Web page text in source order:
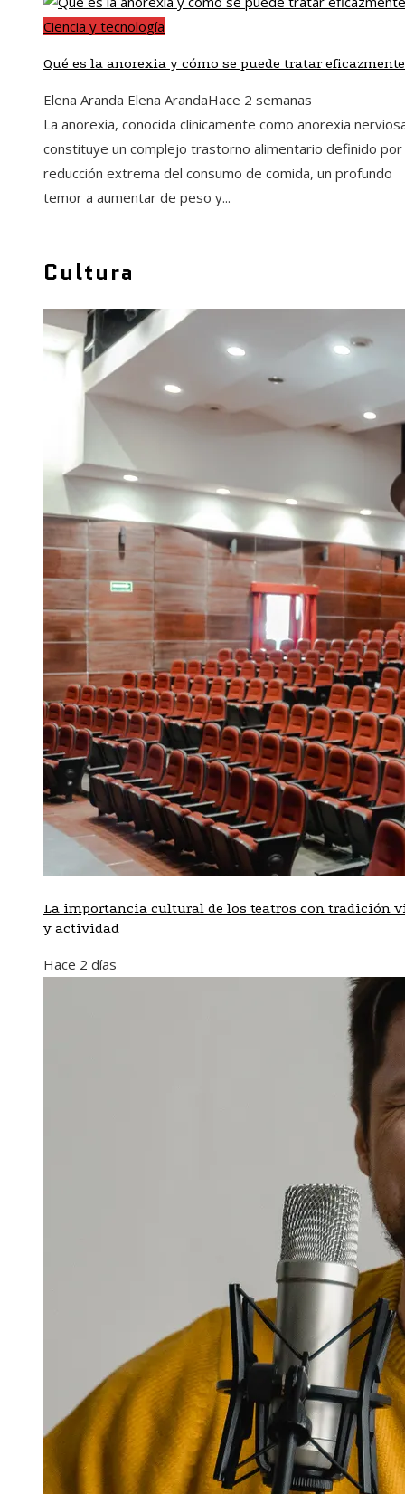
Ciencia y tecnología
Qué es la anorexia y cómo se puede tratar eficazmente
Elena Aranda Elena ArandaHace 2 semanas
La anorexia, conocida clínicamente como anorexia
constituye un complejo trastorno alimentario definido por
reducción extrema del consumo de comida, un profundo
temor a aumentar de peso y...
Cultura
La importancia cultural de los teatros con tradición
y actividad
Hace 2 días